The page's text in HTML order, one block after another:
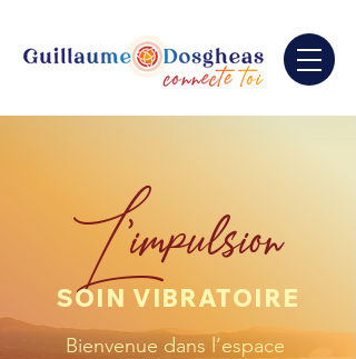
L'impulsion
SOIN VIBRATOIRE
Bienvenue dans l’espace